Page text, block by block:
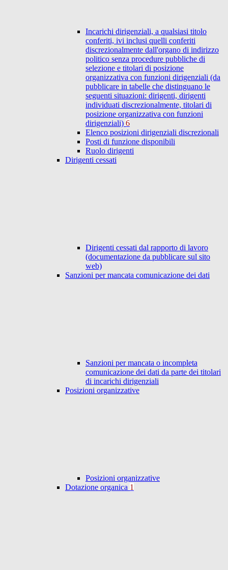
Incarichi dirigenziali, a qualsiasi titolo
conferiti, ivi inclusi quelli conferiti
discrezionalmente dall'organo di indirizzo
politico senza procedure pubbliche di
selezione e titolari di posizione
organizzativa con funzioni dirigenziali (da
pubblicare in tabelle che distinguano le
seguenti situazioni: dirigenti, dirigenti
individuati discrezionalmente, titolari di
posizione organizzativa con funzioni
dirigenziali) 6
Elenco posizioni dirigenziali discrezionali
Posti di funzione disponibili
Ruolo dirigenti
Dirigenti cessati
Dirigenti cessati dal rapporto di lavoro
(documentazione da pubblicare sul sito
web)
Sanzioni per mancata comunicazione dei dati
Sanzioni per mancata o incompleta
comunicazione dei dati da parte dei titolari
di incarichi dirigenziali
Posizioni organizzative
Posizioni organizzative
Dotazione organica 1